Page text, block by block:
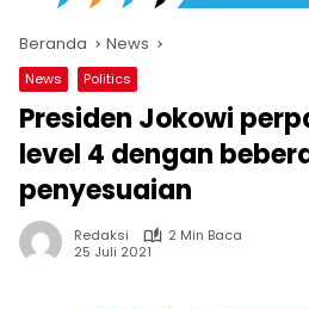
Beranda News
News Politics
Presiden Jokowi
level 4 dengan
penyesuaian
Redaksi
2 Min Baca
25 Juli 2021